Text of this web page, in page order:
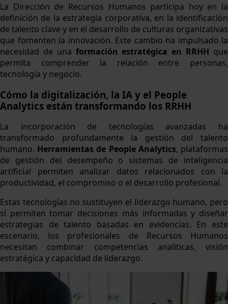
La Dirección de Recursos Humanos participa hoy en la
definición de la estrategia corporativa, en la identificación
de talento clave y en el desarrollo de culturas organizativas
que fomenten la innovación. Este cambio ha impulsado la
necesidad de una formación estratégica en RRHH que
permita comprender la relación entre personas,
tecnología y negocio.
Cómo la digitalización, la IA y el People
Analytics están transformando los RRHH
La incorporación de tecnologías avanzadas ha
transformado profundamente la gestión del talento
humano. Herramientas de People Analytics, plataformas
de gestión del desempeño o sistemas de inteligencia
artificial permiten analizar datos relacionados con la
productividad, el compromiso o el desarrollo profesional.
Estas tecnologías no sustituyen el liderazgo humano, pero
sí permiten tomar decisiones más informadas y diseñar
estrategias de talento basadas en evidencias. En este
escenario, los profesionales de Recursos Humanos
necesitan combinar competencias analíticas, visión
estratégica y capacidad de liderazgo.